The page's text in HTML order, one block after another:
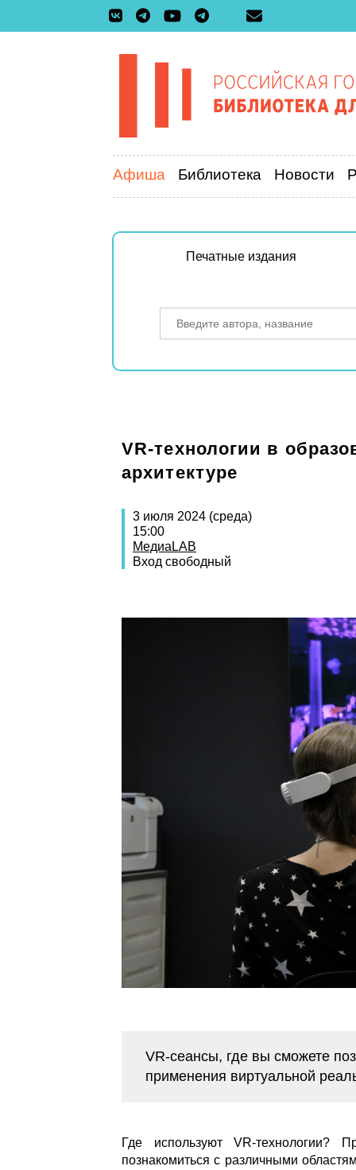
Афиша Библиотека Новости
Печатные издания
VR-технологии в
архитектуре
3 июля 2024 (среда)
15:00
МедиаLAB
Вход свободный
VR-сеансы, где вы сможете
применения виртуальной
Где используют VR-
познакомиться с различными